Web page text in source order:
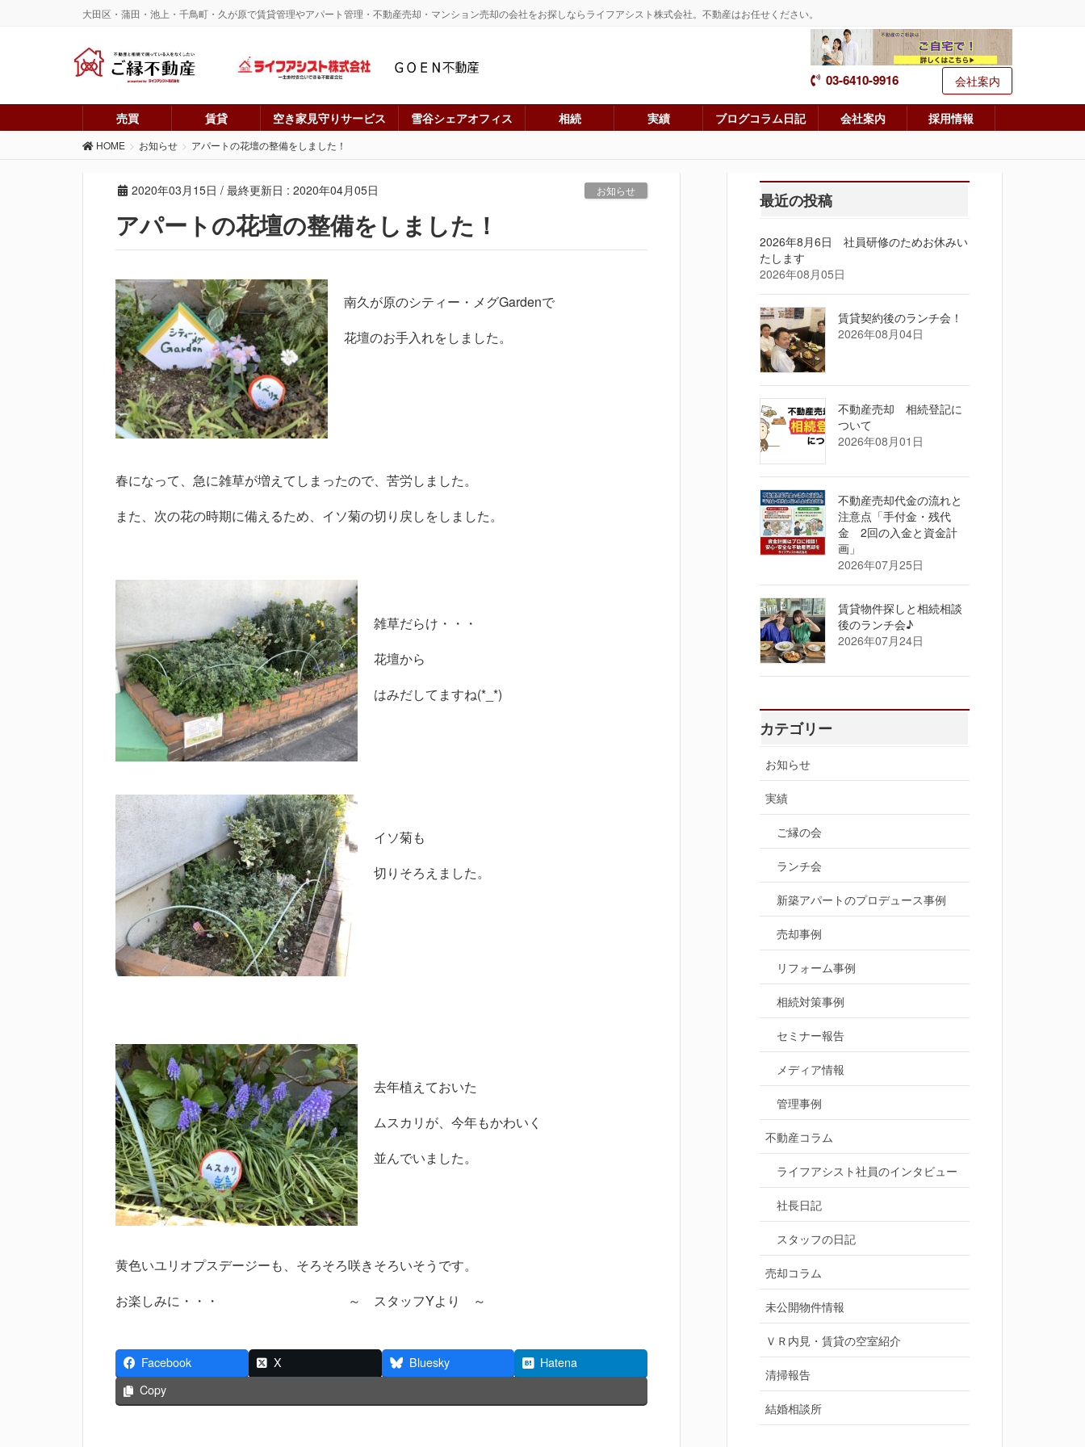
大田区・蒲田・池上・千鳥町・久が原で賃貸管理やアパート管理・不動産売却・マンション売却の会社をお探しならライフアシスト株式会社。不動産はお任せください。
03-6410-9916 会社案内
売買 賃貸 空き家見守りサービス 雪谷シェアオフィス 相続 実績 ブログコラム日記 会社案内 採用情報
HOME お知らせ アパートの花壇の整備をしました！
2020年03月15日 / 最終更新日 : 2020年04月05日 お知らせ
アパートの花壇の整備をしました！
南久が原のシティー・メグGardenで
花壇のお手入れをしました。
春になって、急に雑草が増えてしまったので、苦労しました。
また、次の花の時期に備えるため、イソ菊の切り戻しをしました。
雑草だらけ・・・
花壇から
はみだしてますね(*_*)
イソ菊も
切りそろえました。
去年植えておいた
ムスカリが、今年もかわいく
並んでいました。
黄色いユリオプスデージーも、そろそろ咲きそろいそうです。
お楽しみに・・・ ～ スタッフYより ～
Facebook X Bluesky
Hatena
Copy
最近の投稿
2026年8月6日 社員研修のためお休みい
たします
2026年08月05日
賃貸契約後のランチ会！
2026年08月04日
不動産売却 相続登記に
ついて
2026年08月01日
不動産売却代金の流れと
注意点「手付金・残代
金 2回の入金と資金計
画」
2026年07月25日
賃貸物件探しと相続相談
後のランチ会♪
2026年07月24日
カテゴリー
お知らせ
実績
ご縁の会
ランチ会
新築アパートのプロデュース事例
売却事例
リフォーム事例
相続対策事例
セミナー報告
メディア情報
管理事例
不動産コラム
ライフアシスト社員のインタビュー
社長日記
スタッフの日記
売却コラム
未公開物件情報
ＶＲ内見・賃貸の空室紹介
清掃報告
結婚相談所